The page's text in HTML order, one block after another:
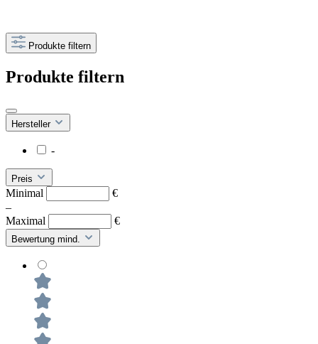
Produkte filtern
Produkte filtern
Hersteller
-
Preis
Minimal
€
–
Maximal
€
Bewertung mind.